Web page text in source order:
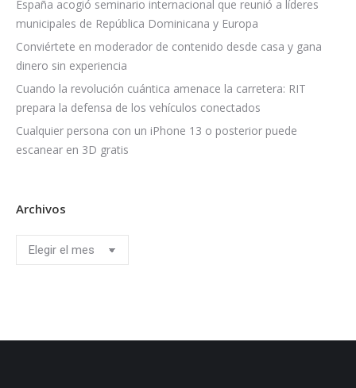
España acogió seminario internacional que reunió a líderes
municipales de República Dominicana y Europa
Conviértete en moderador de contenido desde casa y gana
dinero sin experiencia
Cuando la revolución cuántica amenace la carretera: RIT
prepara la defensa de los vehículos conectados
Cualquier persona con un iPhone 13 o posterior puede
escanear en 3D gratis
Archivos
Archivos